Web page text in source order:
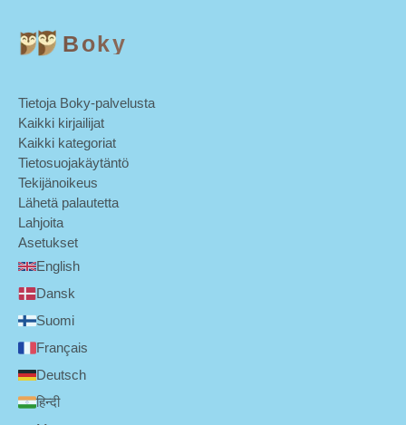
Boky
Tietoja Boky-palvelusta
Kaikki kirjailijat
Kaikki kategoriat
Tietosuojakäytäntö
Tekijänoikeus
Lähetä palautetta
Lahjoita
Asetukset
English
Dansk
Suomi
Français
Deutsch
हिन्दी